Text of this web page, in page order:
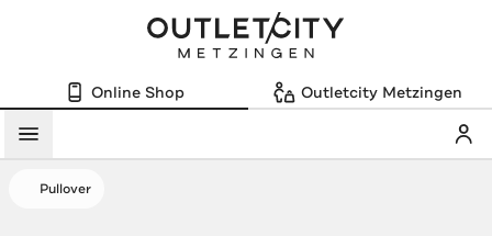
Online Shop Outletcity Metzingen
Menü
Pullover